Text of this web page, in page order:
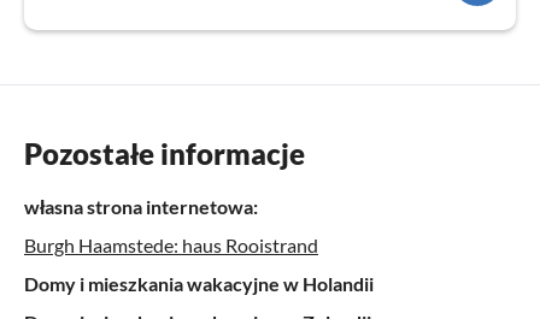
Pozostałe informacje
własna strona internetowa:
Burgh Haamstede: haus Rooistrand
Domy i mieszkania wakacyjne w Holandii